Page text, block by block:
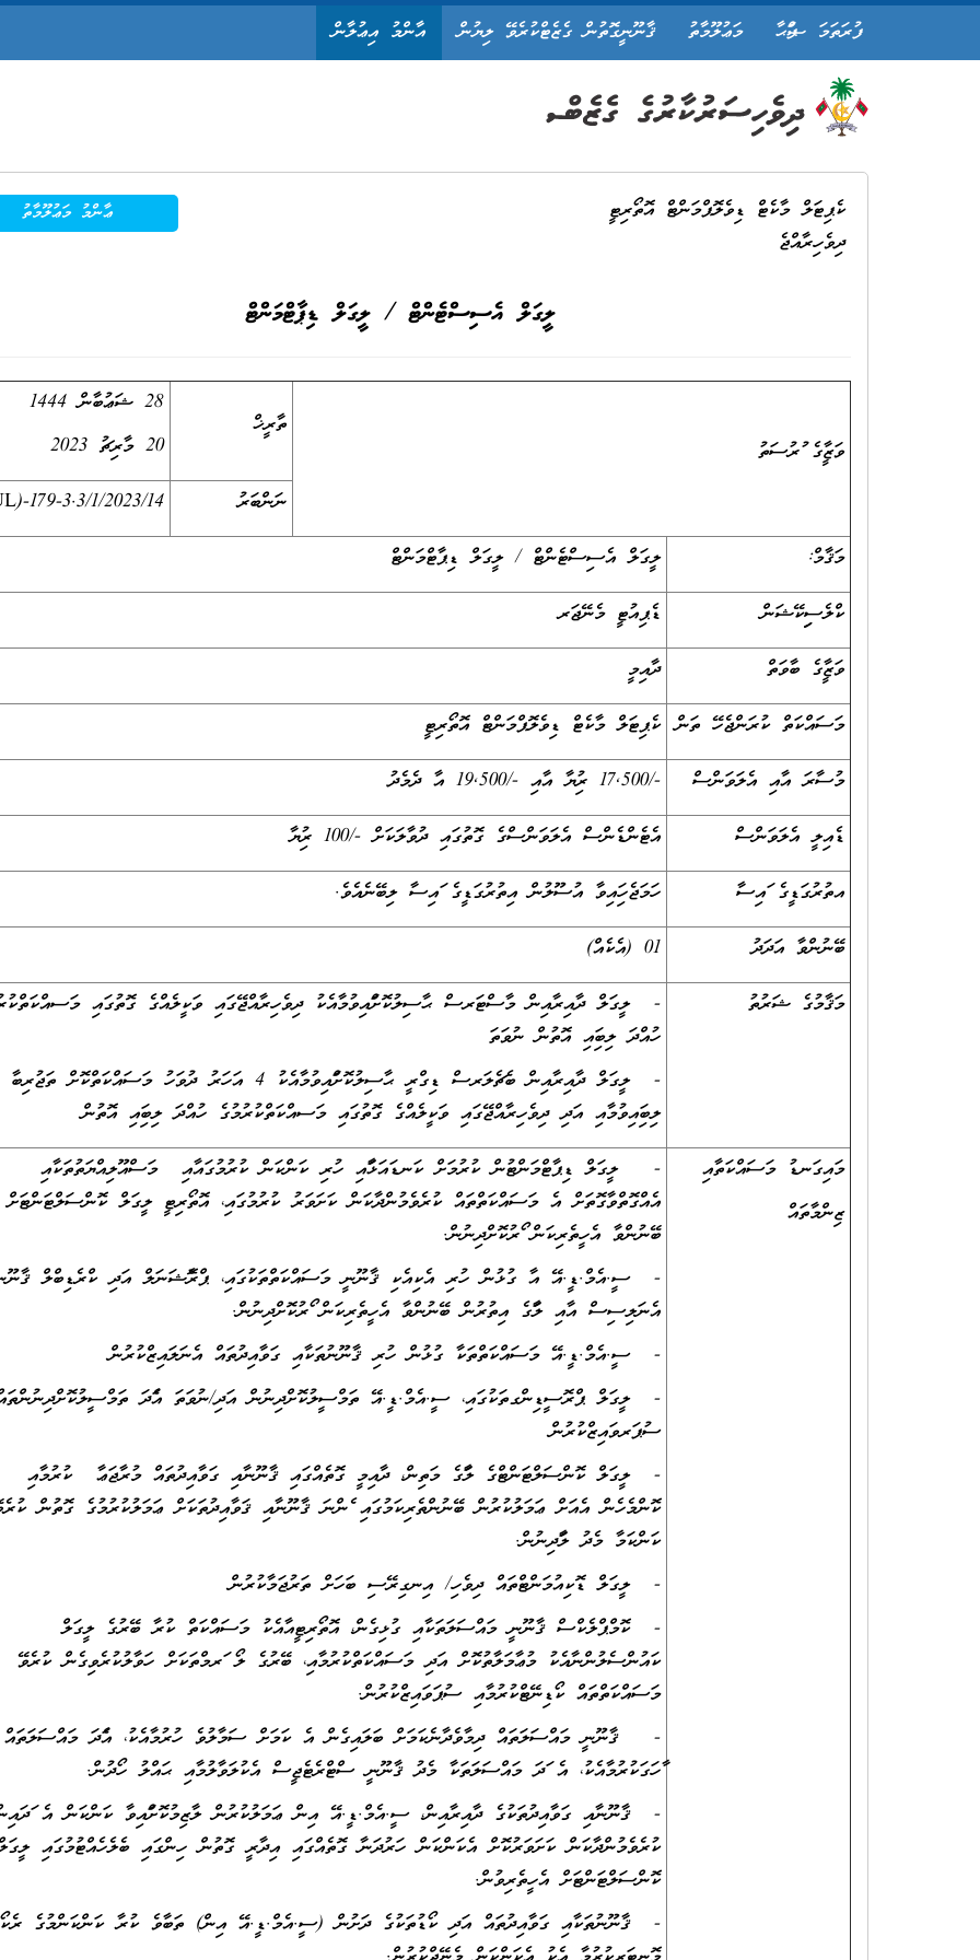
ފުރަތަމަ ޞަފްޙާ މަޢުލޫމާތު ޤާނޫނީގޮތުން ގެޒެޓްކުރެވޭ ލިޔުން އާންމު އިޢުލާން
ޢާންމު މަޢުލޫމާތު
ކެޕިޓަލް މާކެޓް ޑިވެލޮޕްމަންޓް އޮތޯރިޓީ
ދިވެހިރާއްޖެ
ލީގަލް އެސިސްޓެންޓް / ލީގަލް ޑިޕާޓްމަންޓް
ވަޒީފާގެ ފުރުސަތު
ތާރީޚް
28 ޝަޢުބާން 1444
20 މާރިޗު 2023
ނަންބަރު
179-3.3/1/2023/14)
މަޤާމް:
ލީގަލް އެސިސްޓެންޓް / ލީގަލް ޑިޕާޓްމަންޓް
ކްލެސިފިކޭޝަން
ޑެޕިއުޓީ މެނޭޖަރ
ވަޒީފާގެ ބާވަތް
ދާއިމީ
މަސައްކަތް ކުރަންޖެހޭ ތަން ކެޕިޓަލް މާކެޓް ޑިވެލޮޕްމަންޓް އޮތޯރިޓީ
މުސާރަ އާއި އެލަވަންސް
-/17,500 ރުފިޔާ އާއި -/19,500 އާ ދެމެދު
ޑެއިލީ އެލަވަންސް
އެޓެންޑެންސް އެލަވަންސްގެ ގޮތުގައި ދުވާލަކަށް -/100 ރުފިޔާ
އތުރުގަޑީގެ ފައިސާ
ހަމަޖެހިފައިވާ އުސޫލުން އިތުރުގަޑީގެ ފައިސާ ލިބޭނެއެވެ.
ބޭނުންވާ އަދަދު
01 (އެކެއް)
މަޤާމުގެ ޝަރުތު
- ލީގަލް ދާއިރާއިން މާސްޓަރސް ޙާސިލުކޮށްފައިވުމާއެކު ދިވެހިރާއްޖޭގައި ވަކީލެއްގެ ގޮތުގައި
ހުއްދަ ލިބިފައި އޮތުން ނުވަތަ
- ލީގަލް ދާއިރާއިން ބެޗެލަރސް ޑިގްރީ ޙާސިލުކޮށްފައިވުމާއެކު 4 އަހަރު ދުވަހު މަސައްކަތްކޮށް ތަޖުރިބާ
ލިބިފައިވުމާއި އަދި ދިވެހިރާއްޖޭގައި ވަކީލެއްގެ ގޮތުގައި މަސއްކަތްކުރުމުގެ ހުއްދަ ލިބިފައި އޮތުން
މައިގަނޑު މަސައްކަތާއި
ޒިންމާތައް
- ލީގަލް ޑިޕާޓްމަންޓުން ކުރުމަށް ކަނޑައަޅާފައި ހުރި ކަންކަން ކުރުމުގައާއި މަސްއޫލިއްޔަތުތަކާއި
އެއްގޮތްވާގޮތަށް އެ މަސައްކަތްތައް ކުރެވެމުންދާކަން ކަށަވަރު ކުރުމުގައި، އޮތޯރިޓީ ލީގަލް ކޮންސަލްޓަންޓަށް
ބޭނުންވާ އެހީތެރިކަން ފޯރުކޮށްދިނުން.
- ސީ.އެމް.ޑީ.އޭ އާ ގުޅުން ހުރި އެކިއެކި ޤާނޫނީ މަސައްކަތްތަކުގައި، ޕްރޮފެޝަނަލް އަދި ކްރެޑިބްލް
އެނަލިސިސް އާއި ލަފާގެ އިތުރުން ބޭނުންވާ އެހީތެރިކަން ފޯރުކޮށްދިނުން.
- ސީ.އެމް.ޑީ.އޭ މަސައްކަތްތަކާ ގުޅުން ހުރި ޤާނޫނުތަކާއި ގަވާއިދުތައް އެނަލައިޒްކުރުން
- ލީގަލް ޕްރޮސީޑިންގތަކުގައި، ސީ.އެމް.ޑީ.އޭ ތަމްސީލުކޮށްދިނުން އަދި/ނުވަތަ އެފަދަ
ސުޕަރވައިޒްކުރުން
- ލީގަލް ކޮންސަލްޓަންޓްގެ ލަފާގެ މަތިން، ދާއިމީ ގޮތެއްގައި ޤާނޫނާއި ގަވާއިދުތައް މުރާޖަޢާ ކުރުމާއި
ކޮންމެހެން އެއަށް ޢަމަލުކުރުން ބޭނުންތެރިކަމުގައި ފެންނަ ޤާނޫނާއި ޤަވާއިދުތަކަށް ޢަމަލުކުރުމުގެ ގޮތުން
ކަންކަމާ މެދު ލަފާދިނުން.
- ލީގަލް ޑޮކިއުމަންޓްތައް ދިވެހި/ އިނގިރޭސި ބަހަށް ތަރުޖަމާކުރުން
- ކޮމްޕްލެކްސް ޤާނޫނީ މައްސަލަތަކާއި ގުޅިގެން، އޮތޯރިޓީއާއެކު މަސައްކަތް ކުރާ ބޭރުގެ ލީގަލް
ކައުންސެލުންނާއެކު މުޢާމަލާތުކޮށް އަދި މަސައްކަތްކުރުމާއި، ބޭރުގެ ލޯ ފަރމްތަކަށް ހަވާލުކުރެވިގެން ކުރެވޭ
މަސައްކަތްތައް ކޯޑިނޭޓްކުރުމާއި ސުޕަވައިޒްކުރުން.
- ޤާނޫނީ މައްސަލަތައް ދިމާވެދާނެކަމަށް ބަލައިގެން އެ ކަމަށް ސަމާލުވެ ހުރުމާއެކު، އެފަދަ މައްސަލަތައް
ފާހަގަކުރުމާއެކު، އެ ފަދަ މައްސަލަތަކާ މެދު ޤާނޫނީ ސްޓްރެޓެޖީސް އެކުލަވާލުމާއި ޙައްލު ހޯދުން.
- ޤާނޫނާއި ގަވާއިދުތަކުގެ ދާއިރާއިން، ސީ.އެމް.ޑީ.އޭ އިން ޢަމަލުކުރުން ލާޒިމުކޮށްފައިވާ ކަންކަން އެ
ކުރެވެމުންދާކަން ކަށަވަރުކޮށް އެކަންކަން ހަރުދަނާ ގޮތެއްގައި އިދާރީ ގޮތުން ހިންގައި ބެލެހެއްޓުމުގައި
ކޮންސަލްޓަންޓަށް އެހީތެރިވުން.
- ޤާނޫނުތަކާއި ގަވާއިދުތައް އަދި ކޯޑުތަކުގެ ދަށުން (ސީ.އެމް.ޑީ.އޭ އިން) ތަބާވެ ކުރާ ކަންކަންމުގެ